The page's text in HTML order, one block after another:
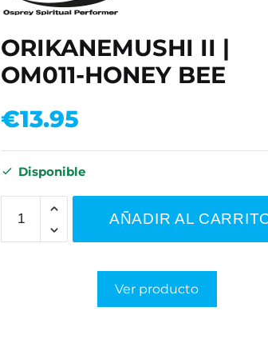
ORIKANEMUSHI II |
OM011-HONEY BEE
€13.95
Disponible
AÑADIR AL
Ver producto